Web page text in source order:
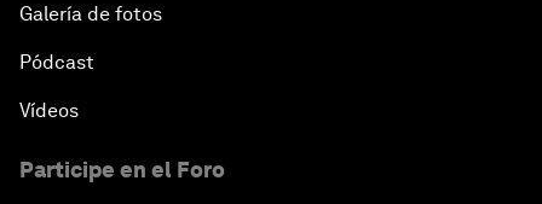
Galería de fotos
Pódcast
Vídeos
Participe en el Foro